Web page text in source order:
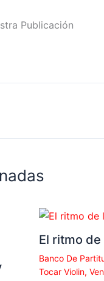
Publicación
El ritmo
Banco De
Tocar Violin,